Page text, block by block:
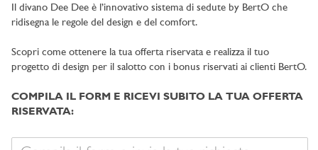
Il divano Dee Dee è l’innovativo sistema di sedute by BertO che
ridisegna le regole del design e del comfort.
Scopri come ottenere la tua offerta riservata e realizza il tuo
progetto di design per il salotto con i bonus riservati ai clienti BertO.
COMPILA IL FORM E RICEVI SUBITO LA TUA OFFERTA
RISERVATA: